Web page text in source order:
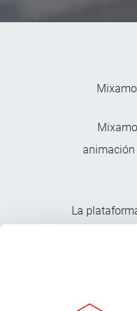
animación
La